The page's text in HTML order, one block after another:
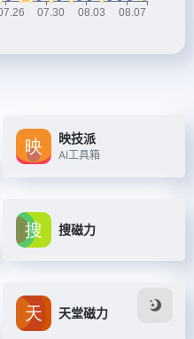
映技派
AI工具箱
搜磁力
天堂磁力